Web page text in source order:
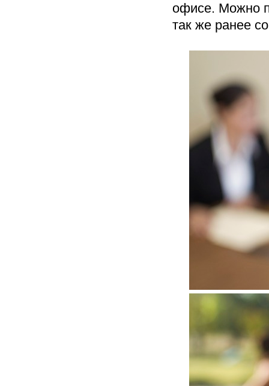
офисе. Можно
так же ранее